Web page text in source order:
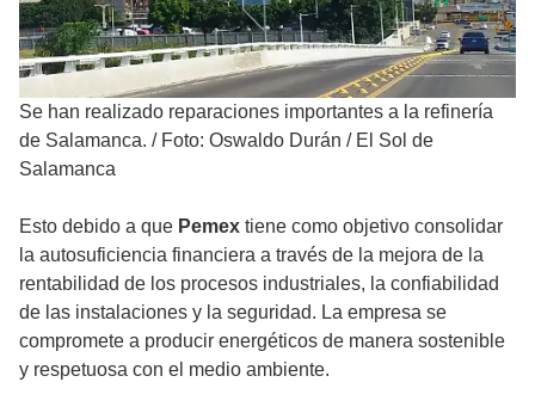
Se han realizado reparaciones importantes a la refinería
de Salamanca. / Foto: Oswaldo Durán / El Sol de
Salamanca
Esto debido a que Pemex tiene como objetivo consolidar
la autosuficiencia financiera a través de la mejora de la
rentabilidad de los procesos industriales, la confiabilidad
de las instalaciones y la seguridad. La empresa se
compromete a producir energéticos de manera sostenible
y respetuosa con el medio ambiente.